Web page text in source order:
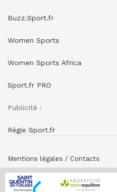
Buzz.Sport.fr
Women Sports
Women Sports Africa
Sport.fr PRO
Publicité :
Régie Sport.fr
Mentions légales / Contacts
© SPONSORING.FR